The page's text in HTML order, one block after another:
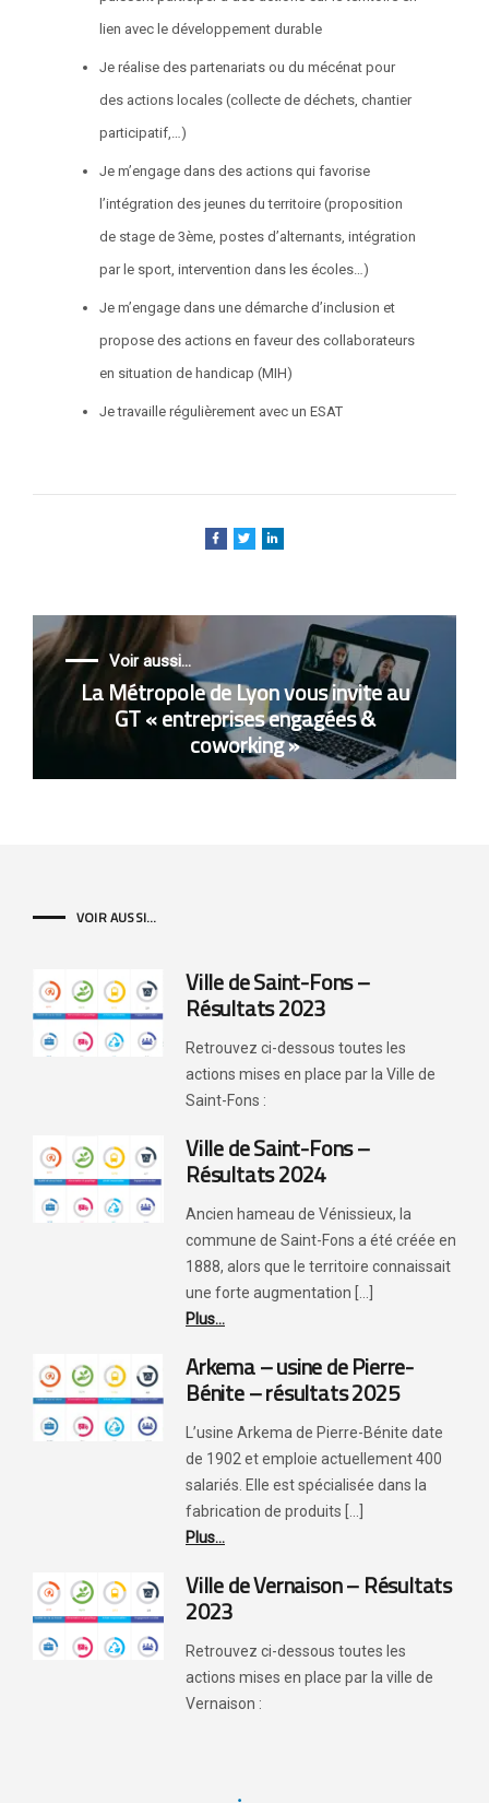
lien avec le développement durable
Je réalise des partenariats ou du mécénat pour
des actions locales (collecte de déchets, chantier
participatif,…)
Je m’engage dans des actions qui favorise
l’intégration des jeunes du territoire (proposition
de stage de 3ème, postes d’alternants, intégration
par le sport, intervention dans les écoles…)
Je m’engage dans une démarche d’inclusion et
propose des actions en faveur des collaborateurs
en situation de handicap (MIH)
Je travaille régulièrement avec un ESAT
Voir aussi...
La Métropole de Lyon vous invite au
GT « entreprises engagées &
coworking »
VOIR AUSSI...
Ville de Saint-Fons –
Résultats 2023
Retrouvez ci-dessous toutes les
actions mises en place par la Ville de
Saint-Fons :
Ville de Saint-Fons –
Résultats 2024
Ancien hameau de Vénissieux, la
commune de Saint-Fons a été créée en
1888, alors que le territoire connaissait
une forte augmentation [...]
Plus...
Arkema – usine de Pierre-
Bénite – résultats 2025
L’usine Arkema de Pierre-Bénite date
de 1902 et emploie actuellement 400
salariés. Elle est spécialisée dans la
fabrication de produits [...]
Plus...
Ville de Vernaison – Résultats
2023
Retrouvez ci-dessous toutes les
actions mises en place par la ville de
Vernaison :